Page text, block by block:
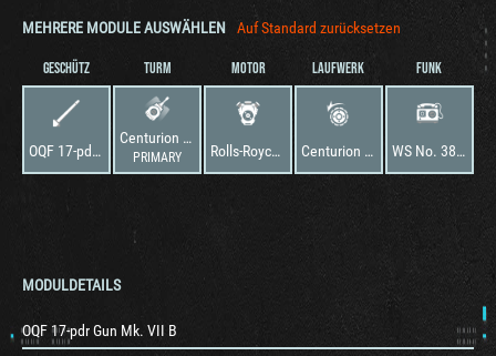
MEHRERE MODULE AUSWÄHLEN Auf Standard zurücksetzen
GESCHÜTZ
OQF 17-pdr Gun Mk. VII B
TURM
Centurion St. Gloriana
PRIMARY
MOTOR
Rolls-Royce Meteor Mk. IVA
LAUFWERK
Centurion St. Gloriana
FUNK
WS No. 38 AFV
MODULDETAILS
OQF 17-pdr Gun Mk. VII B